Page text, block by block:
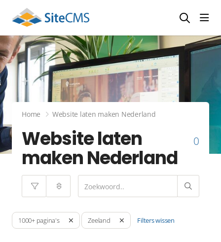
Home Website laten maken Nederland
Website laten
maken Nederland
0
1000+ pagina's Zeeland Filters wissen